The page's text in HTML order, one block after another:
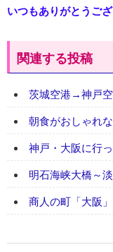
いつもありがとうござ
関連する投稿
茨城空港→神戸
朝食がおしゃれ
神戸・大阪に行
明石海峡大橋～
商人の町「大阪